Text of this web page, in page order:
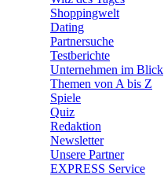
Shoppingwelt
Dating
Partnersuche
Testberichte
Unternehmen im Blick
Themen von A bis Z
Spiele
Quiz
Redaktion
Newsletter
Unsere Partner
EXPRESS Service